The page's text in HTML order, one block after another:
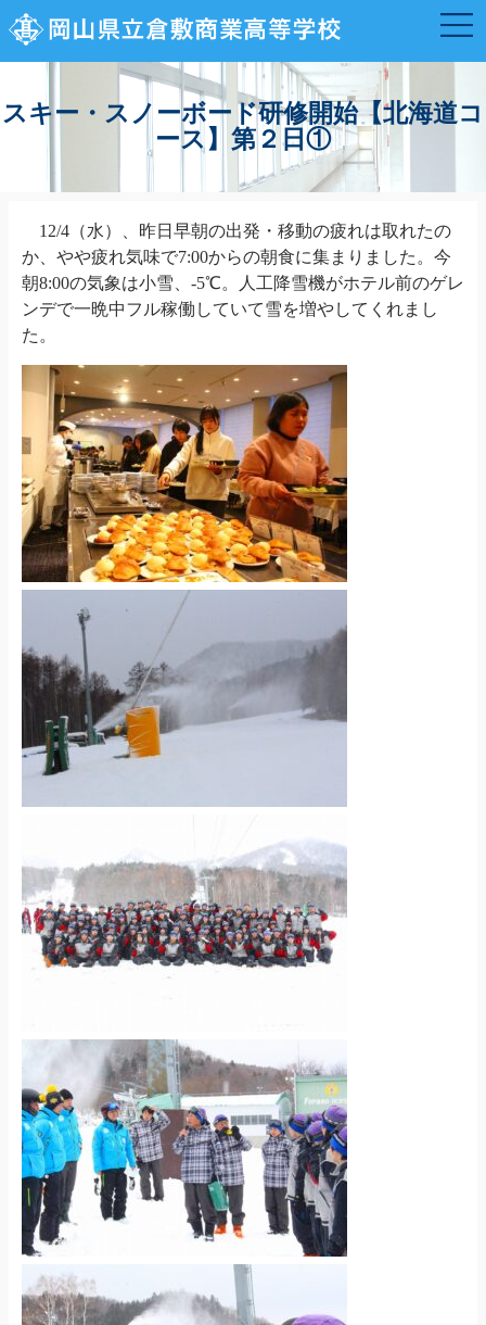
スキー・スノーボード研修開始【北海道コ
ース】第２日①
12/4（水）、昨日早朝の出発・移動の疲れは取れたの
か、やや疲れ気味で7:00からの朝食に集まりました。今
朝8:00の気象は小雪、 -5℃。人工降雪機がホテル前のゲレ
ンデで一晩中フル稼働していて雪を増やしてくれまし
た。